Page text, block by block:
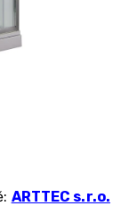
ARTTEC s.r.o.